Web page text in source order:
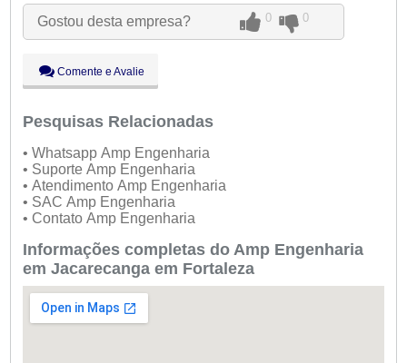
Qua:
09:00 - 18:00
Qui:
09:00 - 18:00
Sáb:
Dom:
Fechado
Gostou desta empresa? 0 0
Comente e Avalie
Pesquisas Relacionadas
• Whatsapp Amp Engenharia
• Suporte Amp Engenharia
• Atendimento Amp Engenharia
• SAC Amp Engenharia
• Contato Amp Engenharia
Informações completas do Amp Engenharia
em Jacarecanga em Fortaleza